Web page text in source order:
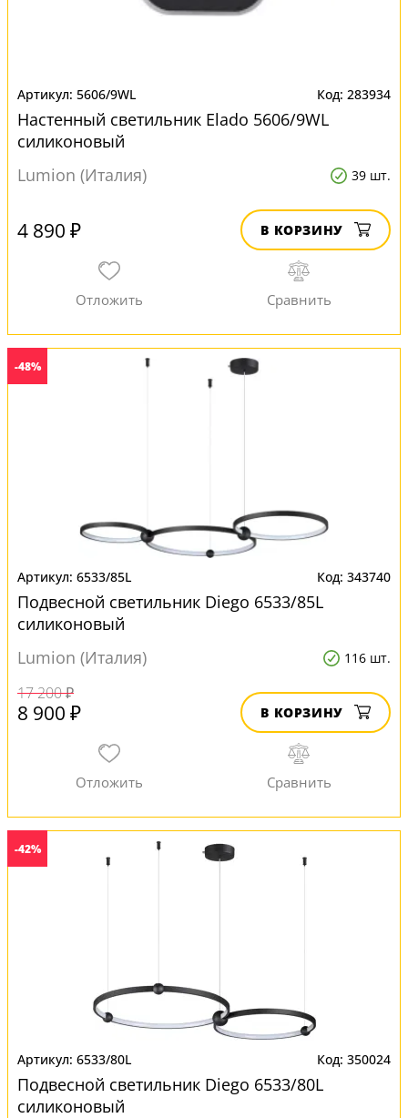
5606/9WL 283934
Настенный светильник Elado 5606/9WL
силиконовый
Lumion (Италия)
39 шт.
4 890 ₽ В КОРЗИНУ
-48%
6533/85L 343740
Подвесной светильник Diego 6533/85L
силиконовый
Lumion (Италия)
116 шт.
17 200 ₽
8 900 ₽ В КОРЗИНУ
-42%
6533/80L 350024
Подвесной светильник Diego 6533/80L
силиконовый